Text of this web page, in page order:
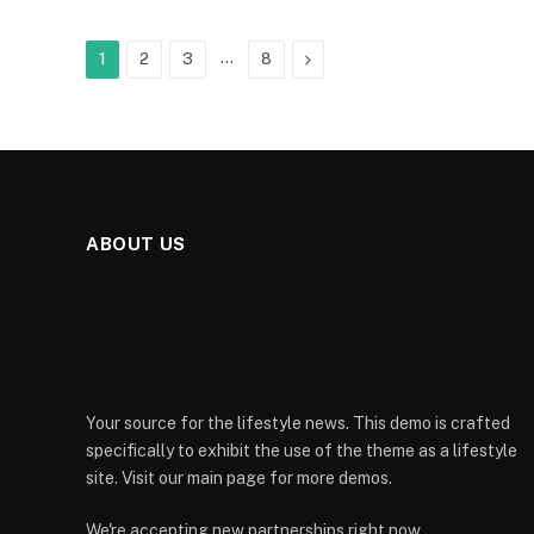
1 2 3 … 8 Next
ABOUT US
Your source for the lifestyle news. This demo is crafted
specifically to exhibit the use of the theme as a lifestyle
site. Visit our main page for more demos.
We're accepting new partnerships right now.